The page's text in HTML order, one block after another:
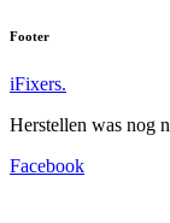
Footer
iFixers.
Herstellen was nog
Facebook